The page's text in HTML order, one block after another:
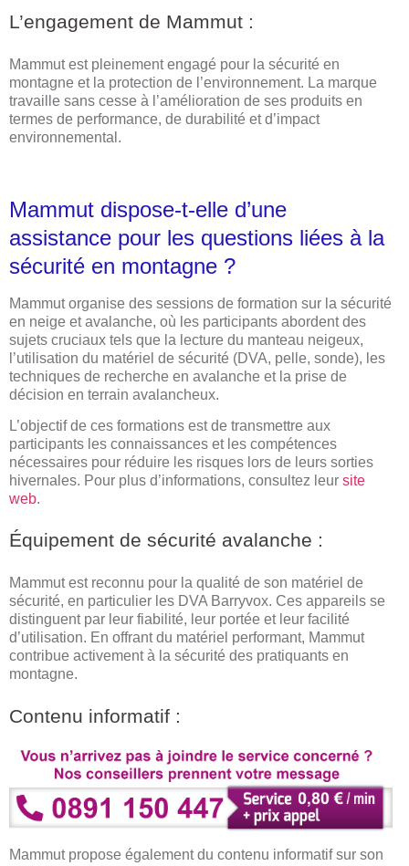
L’engagement de Mammut :
Mammut est pleinement engagé pour la sécurité en
montagne et la protection de l’environnement. La marque
travaille sans cesse à l’amélioration de ses produits en
termes de performance, de durabilité et d’impact
environnemental.
Mammut dispose-t-elle d’une
assistance pour les questions liées à la
sécurité en montagne ?
Mammut organise des sessions de formation sur la sécurité
en neige et avalanche, où les participants abordent des
sujets cruciaux tels que la lecture du manteau neigeux,
l’utilisation du matériel de sécurité (DVA, pelle, sonde), les
techniques de recherche en avalanche et la prise de
décision en terrain avalancheux.
L’objectif de ces formations est de transmettre aux
participants les connaissances et les compétences
nécessaires pour réduire les risques lors de leurs sorties
hivernales. Pour plus d’informations, consultez leur site
web.
Équipement de sécurité avalanche :
Mammut est reconnu pour la qualité de son matériel de
sécurité, en particulier les DVA Barryvox. Ces appareils se
distinguent par leur fiabilité, leur portée et leur facilité
d’utilisation. En offrant du matériel performant, Mammut
contribue activement à la sécurité des pratiquants en
montagne.
Contenu informatif :
Mammut propose également du contenu informatif sur son